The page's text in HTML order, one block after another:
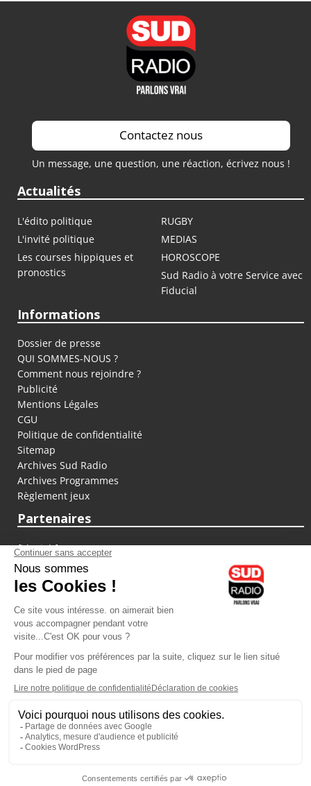
Contactez nous
Un message, une question, une réaction, écrivez nous !
Actualités
L'édito politique
RUGBY
L'invité politique
MEDIAS
Les courses hippiques et
pronostics
HOROSCOPE
Sud Radio à votre Service avec
Fiducial
Informations
Dossier de presse
QUI SOMMES-NOUS ?
Comment nous rejoindre ?
Publicité
Mentions Légales
CGU
Politique de confidentialité
Sitemap
Archives Sud Radio
Archives Programmes
Règlement jeux
Partenaires
fiducial.fr
lyoncapitale.fr
olympique-et-lyonnais.com
L'application Iphone / Android
Téléchargez l'application
Les cookies
Gestion des cookies
Crédit photos : ©Sud Radio / Pierre Olivier